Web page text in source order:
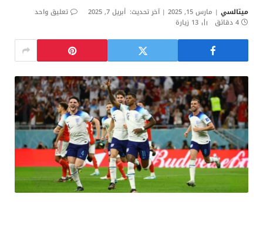
ميتالسي مارس 15, 2025 آخر تحديث: أبريل 7, 2025
تعليق واحد
4 دقائق
13 زيارة